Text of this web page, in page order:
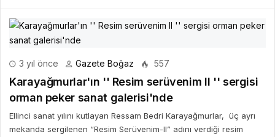
3 yıl önce Gazete Boğaz 557
Karayağmurlar'ın '' Resim serüvenim II '' sergisi
orman peker sanat galerisi'nde
Ellinci sanat yılını kutlayan Ressam Bedri Karayağmurlar, üç ayrı
mekanda sergilenen “Resim Serüvenim-II” adını verdiği resim